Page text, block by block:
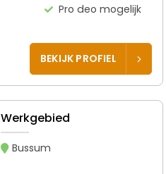
Pro deo mogelijk
BEKIJK PROFIEL
Werkgebied
Bussum